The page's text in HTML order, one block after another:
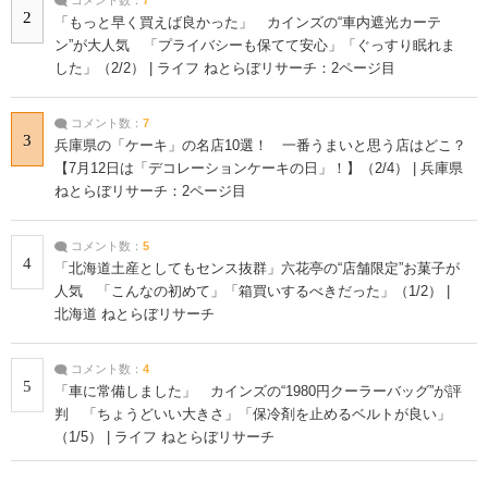
2
「もっと早く買えば良かった」 カインズの“車内遮光カーテ
ン”が大人気 「プライバシーも保てて安心」「ぐっすり眠れま
した」（2/2） | ライフ ねとらぼリサーチ：2ページ目
3
コメント数： 7
兵庫県の「ケーキ」の名店10選！ 一番うまいと思う店はどこ？
【7月12日は「デコレーションケーキの日」！】（2/4） | 兵庫県
ねとらぼリサーチ：2ページ目
4
コメント数： 5
「北海道土産としてもセンス抜群」六花亭の“店舗限定”お菓子が
人気 「こんなの初めて」「箱買いするべきだった」（1/2） |
北海道 ねとらぼリサーチ
5
コメント数： 4
「車に常備しました」 カインズの“1980円クーラーバッグ”が評
判 「ちょうどいい大きさ」「保冷剤を止めるベルトが良い」
（1/5） | ライフ ねとらぼリサーチ